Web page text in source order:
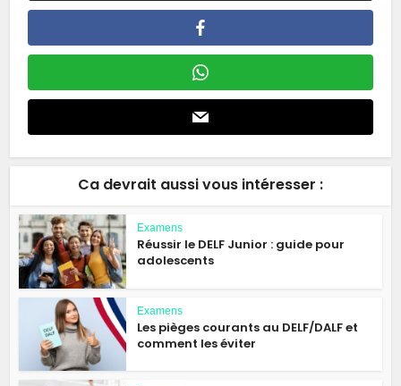
Ca devrait aussi vous intéresser :
Examens
Réussir le DELF Junior : guide pour
adolescents
Examens
Les pièges courants au DELF/DALF et
comment les éviter